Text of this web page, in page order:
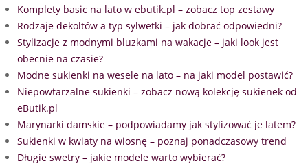
Komplety basic na lato w ebutik.pl – zobacz top zestawy
Rodzaje dekoltów a typ sylwetki – jak dobrać odpowiedni?
Stylizacje z modnymi bluzkami na wakacje – jaki look jest
obecnie na czasie?
Modne sukienki na wesele na lato – na jaki model postawić?
Niepowtarzalne sukienki – zobacz nową kolekcję sukienek od
eButik.pl
Marynarki damskie – podpowiadamy jak stylizować je latem?
Sukienki w kwiaty na wiosnę – poznaj ponadczasowy trend
Długie swetry – jakie modele warto wybierać?